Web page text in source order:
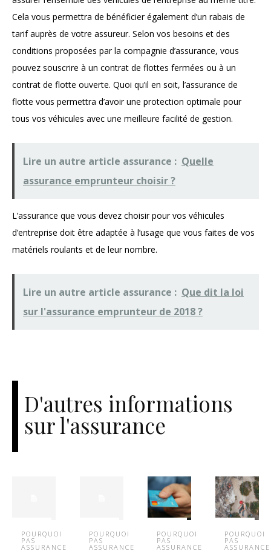
Cela vous permettra de bénéficier également d’un rabais de
tarif auprès de votre assureur. Selon vos besoins et des
conditions proposées par la compagnie d’assurance, vous
pouvez souscrire à un contrat de flottes fermées ou à un
contrat de flotte ouverte. Quoi qu’il en soit, l’assurance de
flotte vous permettra d’avoir une protection optimale pour
tous vos véhicules avec une meilleure facilité de gestion.
Lire un autre article assurance : Quelle
assurance emprunteur choisir ?
L’assurance que vous devez choisir pour vos véhicules
d’entreprise doit être adaptée à l’usage que vous faites de vos
matériels roulants et de leur nombre.
Lire un autre article assurance : Que dit la loi
sur l'assurance emprunteur de 2018 ?
D'autres informations
sur l'assurance
POURQUOI
PAS
ASSURANCE
POURQUOI
PAS
ASSURANCE
POURQUOI
PAS
ASSURANCE
POURQUOI
PAS
ASSURANCE